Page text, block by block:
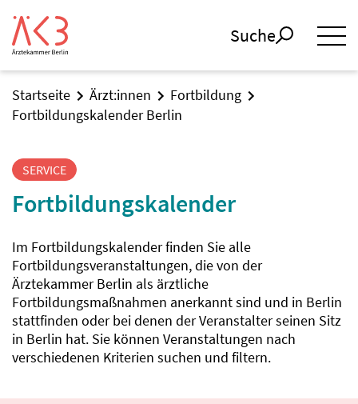
Suche
Startseite Ärzt:innen
Fortbildung
Fortbildungskalender Berlin
SERVICE
Fortbildungskalender
Im Fortbildungskalender finden Sie alle
Fortbildungsveranstaltungen, die von der
Ärztekammer Berlin als ärztliche
Fortbildungsmaßnahmen anerkannt sind und in Berlin
stattfinden oder bei denen der Veranstalter seinen Sitz
in Berlin hat. Sie können Veranstaltungen nach
verschiedenen Kriterien suchen und filtern.